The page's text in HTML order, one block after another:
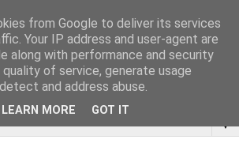
▼
from Google to deliver its services
Your IP address and user-agent are
along with performance and security
of service, generate usage
and address abuse.
LEARN MORE GOT IT